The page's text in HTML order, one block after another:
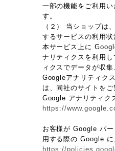
一部の機能をご利用
す。
（２） 当ショップは
するサービスの利用状
本サービス上に
ナリティクスを利用
ィクスでデータが収
Googleアナリティク
は、同社のサイトをご
Google アナリティク
https://
お客様が Google パ
用する際の Google に
https://